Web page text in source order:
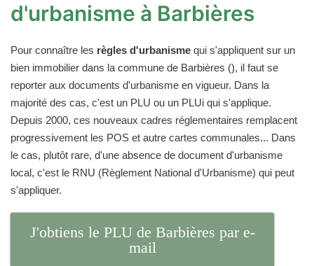
d'urbanisme à Barbières
Pour connaître les règles d'urbanisme qui s'appliquent sur un
bien immobilier dans la commune de Barbières (), il faut se
reporter aux documents d'urbanisme en vigueur. Dans la
majorité des cas, c'est un PLU ou un PLUi qui s'applique.
Depuis 2000, ces nouveaux cadres réglementaires remplacent
progressivement les POS et autre cartes communales... Dans
le cas, plutôt rare, d'une absence de document d'urbanisme
local, c'est le RNU (Règlement National d'Urbanisme) qui peut
s'appliquer.
J'obtiens le PLU de Barbières par e-
mail